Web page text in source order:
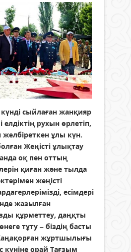
сыйлаған жанқияр
елдіктің рухын өрлетіп,
ұлы күн.
Жеңісті ұлықтау
оқ пен оттың
қиған және тылда
жеңісті
есімдері
жазылған
құрметтеу, даңқты
тұту – біздің басты
жұртшылығы
орай Тағзым